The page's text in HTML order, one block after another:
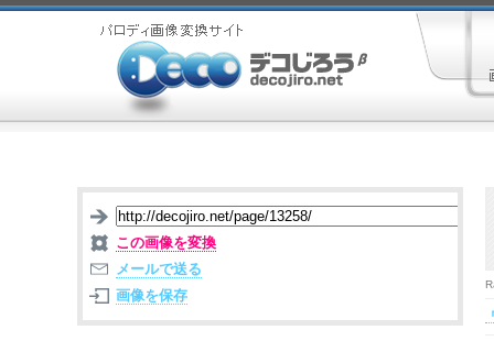
この画像を変換
メールで送る
画像を保存